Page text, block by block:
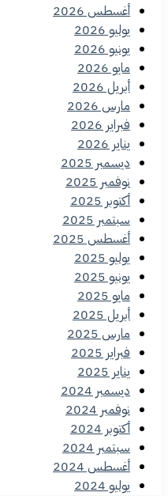
أغسطس 2026
يوليو 2026
يونيو 2026
مايو 2026
أبريل 2026
مارس 2026
فبراير 2026
يناير 2026
ديسمبر 2025
نوفمبر 2025
أكتوبر 2025
سبتمبر 2025
أغسطس 2025
يوليو 2025
يونيو 2025
مايو 2025
أبريل 2025
مارس 2025
فبراير 2025
يناير 2025
ديسمبر 2024
نوفمبر 2024
أكتوبر 2024
سبتمبر 2024
أغسطس 2024
يوليو 2024